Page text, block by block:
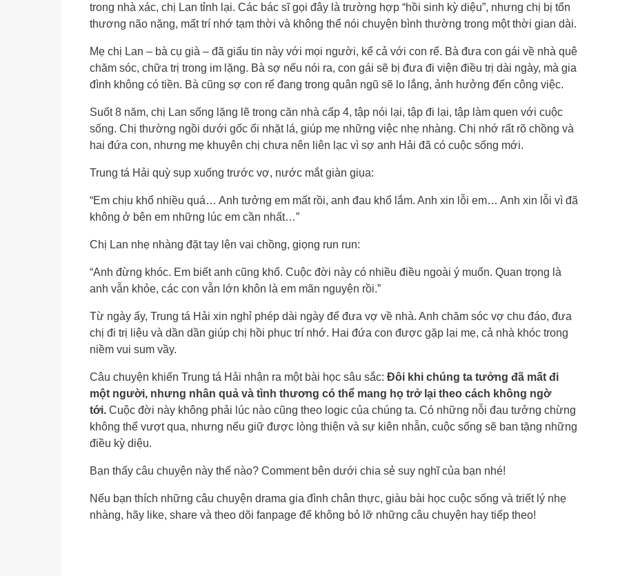
trong nhà xác, chị Lan tỉnh lại. Các bác sĩ gọi đây là trường hợp “hồi sinh kỳ diệu”, nhưng chị bị tổn
thương não nặng, mất trí nhớ tạm thời và không thể nói chuyện bình thường trong một thời gian dài.
Mẹ chị Lan – bà cụ già – đã giấu tin này với mọi người, kể cả với con rể. Bà đưa con gái về nhà quê
chăm sóc, chữa trị trong im lặng. Bà sợ nếu nói ra, con gái sẽ bị đưa đi viện điều trị dài ngày, mà gia
đình không có tiền. Bà cũng sợ con rể đang trong quân ngũ sẽ lo lắng, ảnh hưởng đến công việc.
Suốt 8 năm, chị Lan sống lặng lẽ trong căn nhà cấp 4, tập nói lại, tập đi lại, tập làm quen với cuộc
sống. Chị thường ngồi dưới gốc ổi nhặt lá, giúp mẹ những việc nhẹ nhàng. Chị nhớ rất rõ chồng và
hai đứa con, nhưng mẹ khuyên chị chưa nên liên lạc vì sợ anh Hải đã có cuộc sống mới.
Trung tá Hải quỳ sụp xuống trước vợ, nước mắt giàn giụa:
“Em chịu khổ nhiều quá… Anh tưởng em mất rồi, anh đau khổ lắm. Anh xin lỗi em… Anh xin lỗi vì đã
không ở bên em những lúc em cần nhất…”
Chị Lan nhẹ nhàng đặt tay lên vai chồng, giọng run run:
“Anh đừng khóc. Em biết anh cũng khổ. Cuộc đời này có nhiều điều ngoài ý muốn. Quan trọng là
anh vẫn khỏe, các con vẫn lớn khôn là em mãn nguyện rồi.”
Từ ngày ấy, Trung tá Hải xin nghỉ phép dài ngày để đưa vợ về nhà. Anh chăm sóc vợ chu đáo, đưa
chị đi trị liệu và dần dần giúp chị hồi phục trí nhớ. Hai đứa con được gặp lại mẹ, cả nhà khóc trong
niềm vui sum vầy.
Câu chuyện khiến Trung tá Hải nhận ra một bài học sâu sắc: Đôi khi chúng ta tưởng đã mất đi
một người, nhưng nhân quả và tình thương có thể mang họ trở lại theo cách không ngờ
tới.Cuộc đời này không phải lúc nào cũng theo logic của chúng ta. Có những nỗi đau tưởng chừng
không thể vượt qua, nhưng nếu giữ được lòng thiện và sự kiên nhẫn, cuộc sống sẽ ban tặng những
điều kỳ diệu.
Bạn thấy câu chuyện này thế nào? Comment bên dưới chia sẻ suy nghĩ của bạn nhé!
Nếu bạn thích những câu chuyện drama gia đình chân thực, giàu bài học cuộc sống và triết lý nhẹ
nhàng, hãy like, share và theo dõi fanpage để không bỏ lỡ những câu chuyện hay tiếp theo!